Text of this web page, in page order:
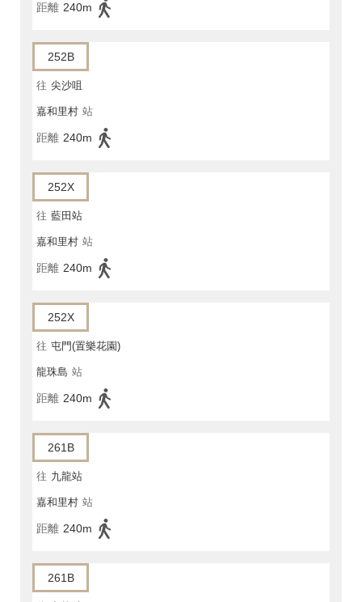
距離 240m
252B
往 尖沙咀
嘉和里村 站
距離 240m
252X
往 藍田站
嘉和里村 站
距離 240m
252X
往 屯門(置樂花園)
龍珠島 站
距離 240m
261B
往 九龍站
嘉和里村 站
距離 240m
261B